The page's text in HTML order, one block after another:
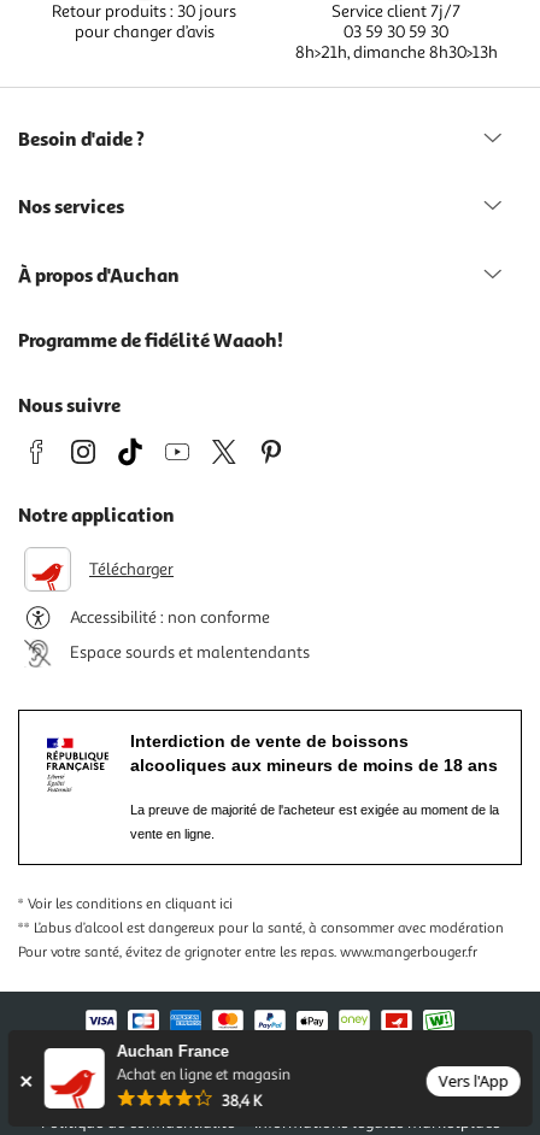
Auchan France
Achat en ligne et magasin
38,4 K
Vers l'App
Retour produits : 30 jours
pour changer d’avis
Service client 7j/7
03 59 30 59 30
8h>21h, dimanche 8h30>13h
Besoin d'aide ?
Nos services
À propos d'Auchan
Programme de fidélité Waaoh!
Nous suivre
Notre application
Télécharger
Accessibilité : non conforme
Espace sourds et malentendants
Interdiction de vente de boissons
alcooliques aux mineurs de moins de 18 ans
La preuve de majorité de l'acheteur est exigée au moment de la
vente en ligne.
* Voir les conditions en cliquant ici
** L’abus d’alcool est dangereux pour la santé, à consommer avec modération
Pour votre santé, évitez de grignoter entre les repas. www.mangerbouger.fr
Nos conditions générales
Mentions légales
Conditions des offres et promotions
Gérer mes préférences
Politique de confidentialité
Informations légales marketplace